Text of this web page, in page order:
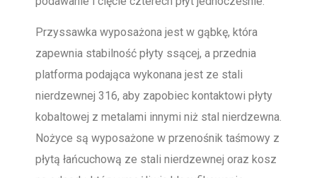
Przyssawka wyposażona jest w gąbkę, która
zapewnia stabilność płyty ssącej, a przednia
platforma podająca wykonana jest ze stali
nierdzewnej 316, aby zapobiec kontaktowi płyty
kobaltowej z metalami innymi niż stal nierdzewna.
Nożyce są wyposażone w przenośnik taśmowy z
płytą łańcuchową ze stali nierdzewnej oraz kosz